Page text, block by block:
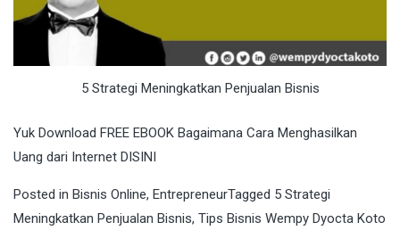
5 Strategi Meningkatkan Penjualan Bisnis
Yuk Download FREE EBOOK Bagaimana Cara Menghasilkan
Uang dari Internet DISINI
Posted in Bisnis Online, EntrepreneurTagged 5 Strategi
Meningkatkan Penjualan Bisnis, Tips Bisnis Wempy Dyocta Koto